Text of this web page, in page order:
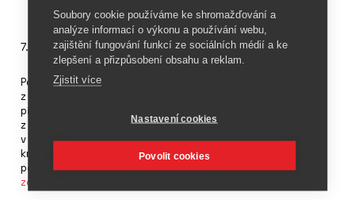
7. dubna 2018
Pokud jste fanoušky ledního hokeje a tento sport sledujete i
z pohledu statistických dat, tak právě vy máte možnost si
přečíst novou knihu Matěje Novobilského Řeč čísel
z hokejových MS. Knížka nabízí pohled na mistrovství světa
v hokeji do roku 2017. Pan Novobilský ji vydal sám, čtenář si
knížku stáhne, přečte a teprve pak pošle libovolný příspěvek
podle toho, jak byl s obsahem spokojen. Knížka je ke stáhnutí
zde
Soubory cookie používáme ke shromažďování a
analýze informací o výkonu a používání webu,
zajištění fungování funkcí ze sociálních médií a ke
zlepšení a přizpůsobení obsahu a reklam.
Zjistit více
Nastavení cookies
Povolit cookies